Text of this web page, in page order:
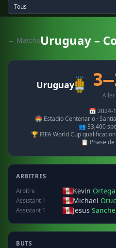
← MatchsUruguay –
Uruguay
Aller
📅 2024-
🏟️ Estadio Centenario ·
👥 33,400
🏆 FIFA World Cup
📋 Phase
ARBITRES
Arbitre
Kevin Ortega
Assistant 1 Michael
Assistant 1 Jesus
BUTS